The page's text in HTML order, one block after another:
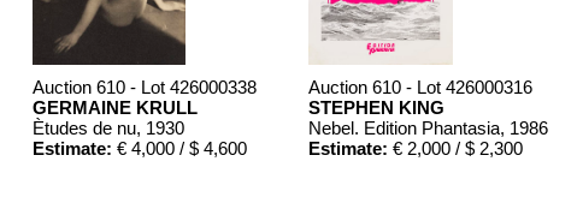
Auction 610 - Lot 426000338
GERMAINE KRULL
Ètudes de nu, 1930
Estimate: € 4,000 / $ 4,600
Auction 610 - Lot 426000316
STEPHEN KING
Nebel. Edition Phantasia, 1986
Estimate: € 2,000 / $ 2,300